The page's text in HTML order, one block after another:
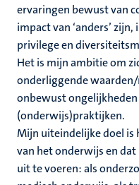
ervaringen bewust van
impact van ‘anders’
privilege en
Het is mijn ambitie om
onderliggende
onbewust
(onderwijs)praktijken.
Mijn uiteindelijke doel is
van het onderwijs en
uit te voeren: als